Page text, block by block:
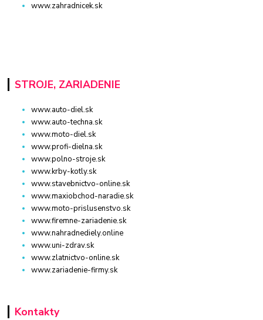
www.zahradnicek.sk
STROJE, ZARIADENIE
www.auto-diel.sk
www.auto-techna.sk
www.moto-diel.sk
www.profi-dielna.sk
www.polno-stroje.sk
www.krby-kotly.sk
www.stavebnictvo-online.sk
www.maxiobchod-naradie.sk
www.moto-prislusenstvo.sk
www.firemne-zariadenie.sk
www.nahradnediely.online
www.uni-zdrav.sk
www.zlatnictvo-online.sk
www.zariadenie-firmy.sk
Kontakty